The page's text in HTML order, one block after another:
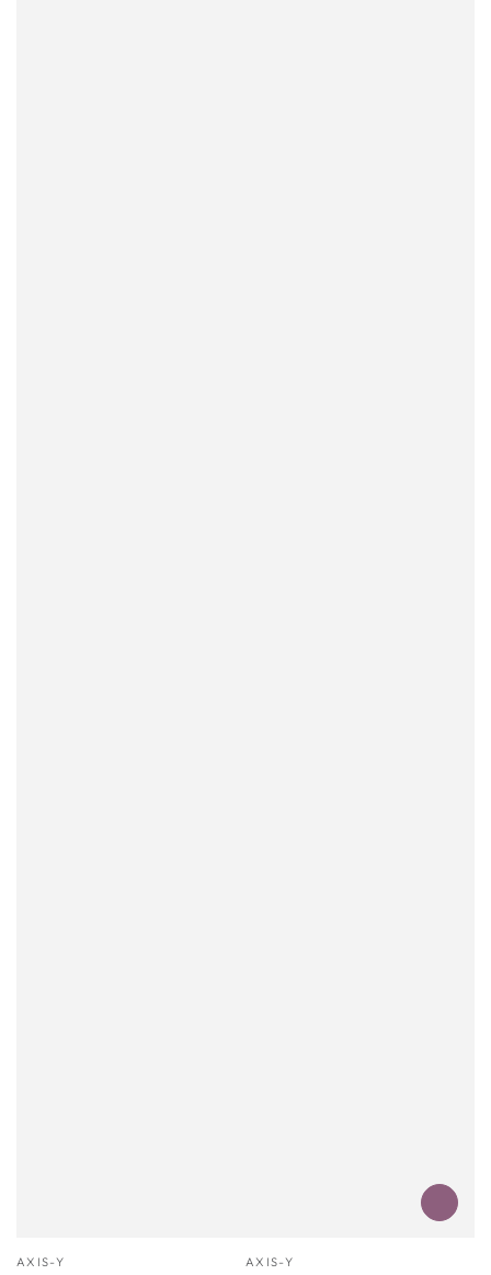
Proizvođać
AXIS-Y Proizvođać
AXIS-Y